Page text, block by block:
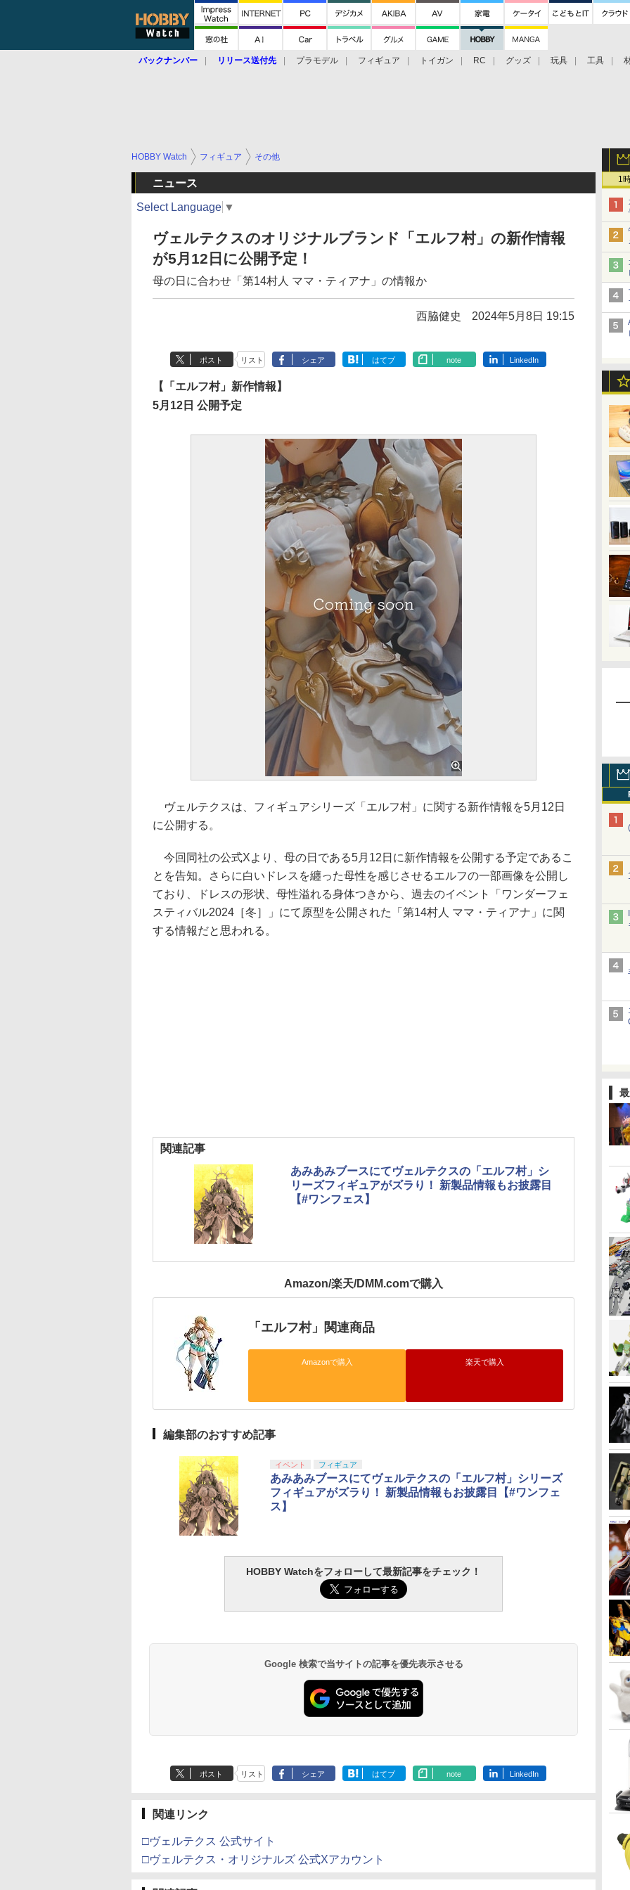
バックナンバー リリース送付先 プラモデル フィギュア トイガン RC グッズ 玩具 工具
1
HOBBY Watch フィギュア その他
ニュース
Select Language ▼
ヴェルテクスのオリジナルブランド「エルフ村」の新作情報
が5月12日に公開予定！
母の日に合わせ「第14村人 ママ・ティアナ」の情報か
西脇健史 2024年5月8日 19:15
ポスト リスト シェア はてブ note LinkedIn
【「エルフ村」新作情報】
5月12日 公開予定
ヴェルテクスは、フィギュアシリーズ「エルフ村」に関する新作情報を5月12日
に公開する。
今回同社の公式Xより、母の日である5月12日に新作情報を公開する予定であるこ
とを告知。さらに白いドレスを纏った母性を感じさせるエルフの一部画像を公開し
ており、ドレスの形状、母性溢れる身体つきから、過去のイベント「ワンダーフェ
スティバル2024［冬］」にて原型を公開された「第14村人 ママ・ティアナ」に関
する情報だと思われる。
関連記事
あみあみブースにてヴェルテクスの「エルフ村」シ
リーズフィギュアがズラり！ 新製品情報もお披露目
【#ワンフェス】
Amazon/楽天/DMM.comで購入
「エルフ村」関連商品
Amazonで購入 楽天で購入
編集部のおすすめ記事
イベント フィギュア
あみあみブースにてヴェルテクスの「エルフ村」シリーズ
フィギュアがズラり！ 新製品情報もお披露目【#ワンフェ
ス】
HOBBY Watchをフォローして最新記事をチェック！
Google 検索で当サイトの記事を優先表示させる
ポスト リスト シェア はてブ note LinkedIn
関連リンク
□ヴェルテクス 公式サイト
□ヴェルテクス・オリジナルズ 公式Xアカウント